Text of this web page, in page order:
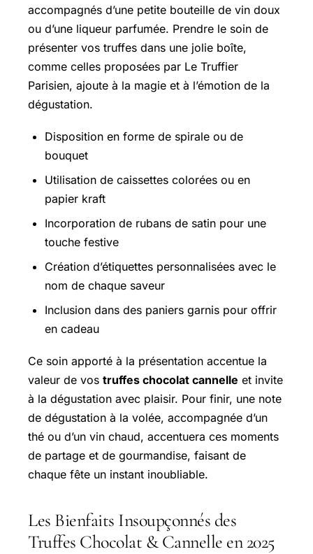
accompagnés d’une petite bouteille de vin doux
ou d’une liqueur parfumée. Prendre le soin de
présenter vos truffes dans une jolie boîte,
comme celles proposées par Le Truffier
Parisien, ajoute à la magie et à l’émotion de la
dégustation.
Disposition en forme de spirale ou de
bouquet
Utilisation de caissettes colorées ou en
papier kraft
Incorporation de rubans de satin pour une
touche festive
Création d’étiquettes personnalisées avec le
nom de chaque saveur
Inclusion dans des paniers garnis pour offrir
en cadeau
Ce soin apporté à la présentation accentue la
valeur de vos truffes chocolat cannelle et invite
à la dégustation avec plaisir. Pour finir, une note
de dégustation à la volée, accompagnée d’un
thé ou d’un vin chaud, accentuera ces moments
de partage et de gourmandise, faisant de
chaque fête un instant inoubliable.
Les Bienfaits Insoupçonnés des
Truffes Chocolat & Cannelle en 2025